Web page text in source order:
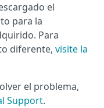
el
para la
Para
diferente, visite la
el problema,
Support.